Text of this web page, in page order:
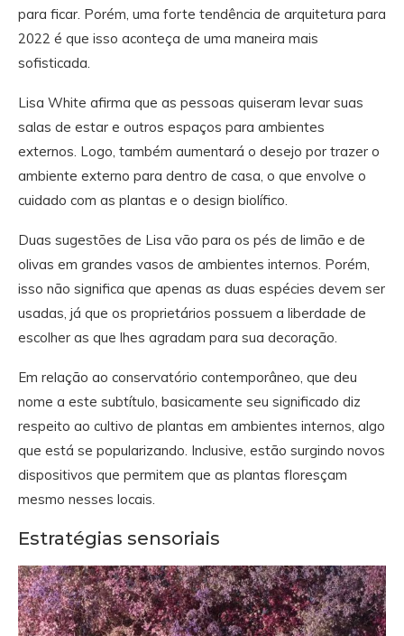
para ficar. Porém, uma forte tendência de arquitetura para
2022 é que isso aconteça de uma maneira mais
sofisticada.
Lisa White afirma que as pessoas quiseram levar suas
salas de estar e outros espaços para ambientes
externos. Logo, também aumentará o desejo por trazer o
ambiente externo para dentro de casa, o que envolve o
cuidado com as plantas e o design biolífico.
Duas sugestões de Lisa vão para os pés de limão e de
olivas em grandes vasos de ambientes internos. Porém,
isso não significa que apenas as duas espécies devem ser
usadas, já que os proprietários possuem a liberdade de
escolher as que lhes agradam para sua decoração.
Em relação ao conservatório contemporâneo, que deu
nome a este subtítulo, basicamente seu significado diz
respeito ao cultivo de plantas em ambientes internos, algo
que está se popularizando. Inclusive, estão surgindo novos
dispositivos que permitem que as plantas floresçam
mesmo nesses locais.
Estratégias sensoriais